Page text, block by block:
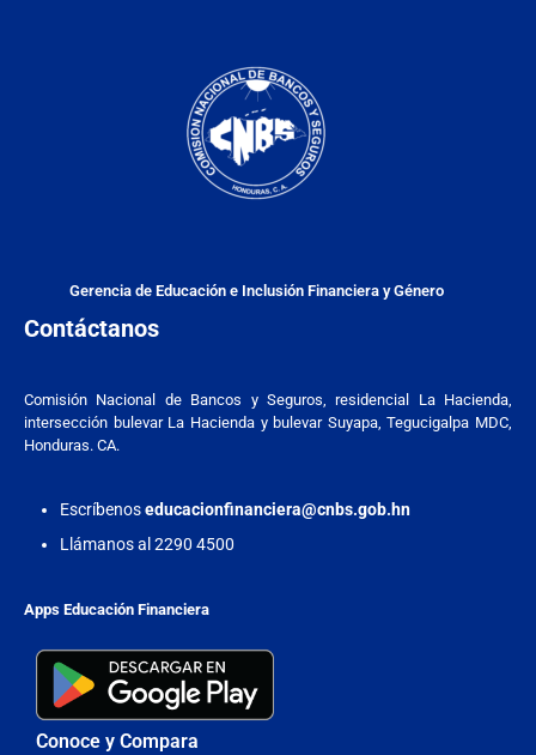
Gerencia de Educación e Inclusión Financiera y Género
Contáctanos
Comisión Nacional de Bancos y Seguros, residencial La Hacienda,
intersección bulevar La Hacienda y bulevar Suyapa, Tegucigalpa MDC,
Honduras. CA.
Escríbenoseducacionfinanciera@cnbs.gob.hn
Llámanos al 2290 4500
Apps Educación Financiera
Conoce y Compara